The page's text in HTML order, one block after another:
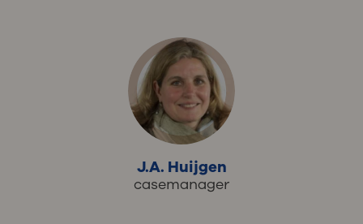
J.A. Huijgen
casemanager